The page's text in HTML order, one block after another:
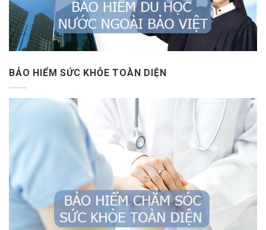
BẢO HIỂM SỨC KHỎE TOÀN DIỆN